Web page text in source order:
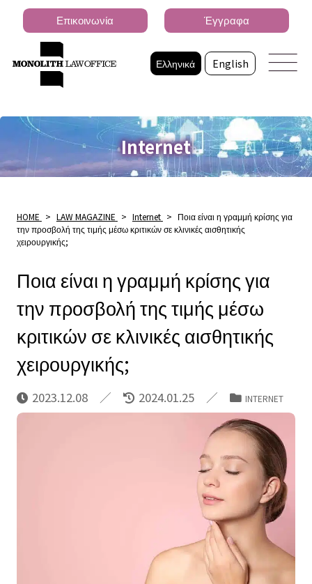
Ελληνικά English
Επικοινωνία Έγγραφα
Internet
HOME > LAW MAGAZINE > Internet > Ποια είναι η γραμμή κρίσης για
την προσβολή της τιμής μέσω κριτικών σε κλινικές αισθητικής
χειρουργικής;
Ποια είναι η γραμμή κρίσης για
την προσβολή της τιμής μέσω
κριτικών σε κλινικές αισθητικής
χειρουργικής;
2023.12.08 2024.01.25 INTERNET